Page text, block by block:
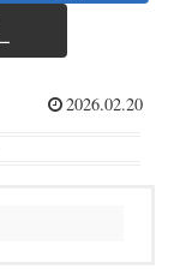
2026.02.20